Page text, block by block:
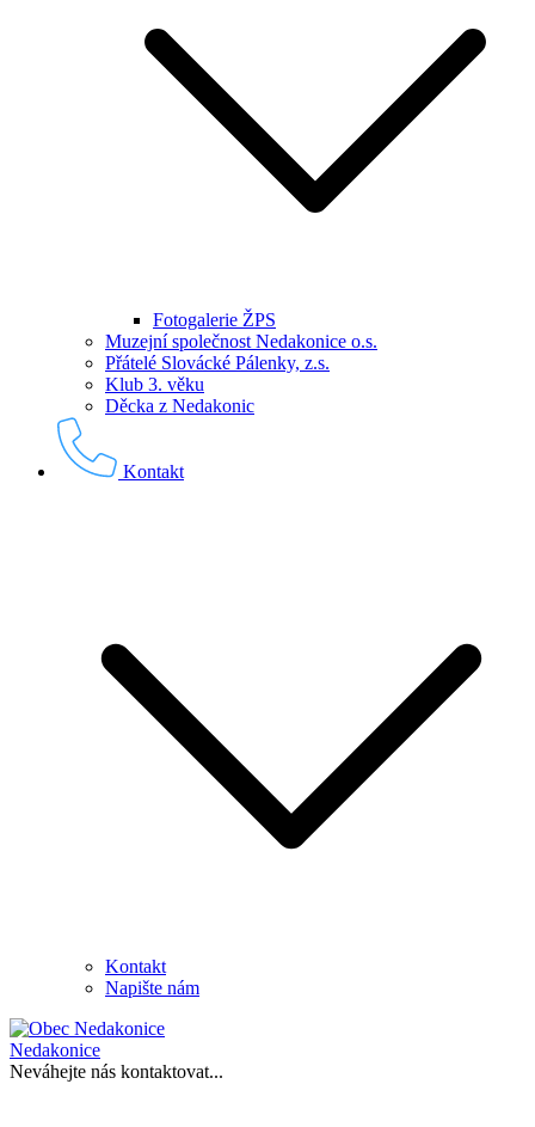
Fotogalerie ŽPS
Muzejní společnost Nedakonice o.s.
Přátelé Slovácké Pálenky, z.s.
Klub 3. věku
Děcka z Nedakonic
Kontakt
Kontakt
Napište nám
Nedakonice
Neváhejte nás kontaktovat...